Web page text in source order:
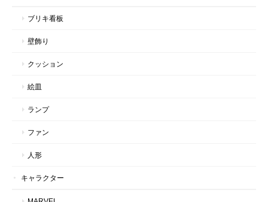
ブリキ看板
壁飾り
クッション
絵皿
ランプ
ファン
人形
キャラクター